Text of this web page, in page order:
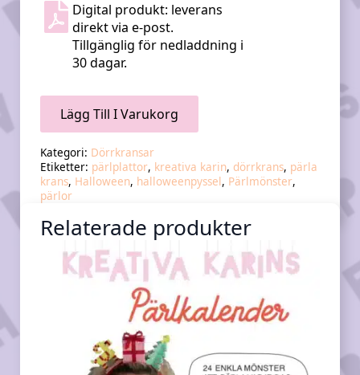
Digital produkt: leverans
direkt via e-post.
Tillgänglig för nedladdning i
30 dagar.
Lägg Till I Varukorg
Kategori: Dörrkransar
Etiketter: pärlplattor, kreativa karin, dörrkrans, pärla
krans, Halloween, halloweenpyssel , Pärlmönster,
pärlor
Relaterade produkter